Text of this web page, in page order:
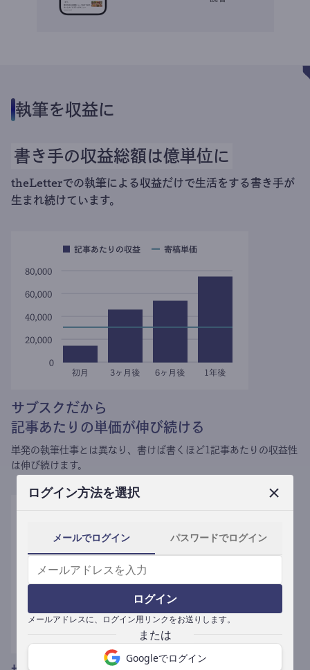
ログイン方法を選択
メールでログイン パスワードでログイン
ログイン
メールアドレスに、ログイン用リンクをお送りします。
Googleでログイン
執筆を収益に
書き手の収益総額は億単位に
theLetterでの執筆による収益だけで生活をする書き手が
生まれ続けています。
サブスクだから
記事あたりの単価が伸び続ける
単発の執筆仕事とは異なり、 書けば書くほど1記事あたりの収益性
は伸び続けます。